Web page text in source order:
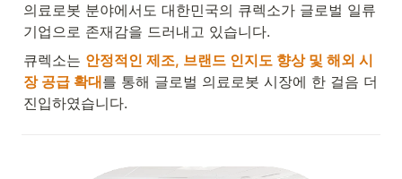
의료로봇 분야에서도 대한민국의 큐렉소가 글로벌 일류
기업으로 존재감을 드러내고 있습니다.
큐렉소는 안정적인 제조, 브랜드 인지도 향상 및 해외 시
장 공급 확대를 통해 글로벌 의료로봇 시장에 한 걸음 더
진입하였습니다.